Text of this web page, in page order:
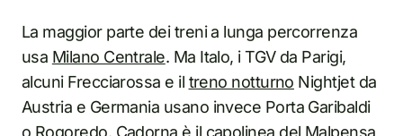
La maggior parte dei treni a lunga percorrenza
usa Milano Centrale. Ma Italo, i TGV da Parigi,
alcuni Frecciarossa e il treno notturno Nightjet da
Austria e Germania usano invece Porta Garibaldi
o Rogoredo. Cadorna è il capolinea del Malpensa